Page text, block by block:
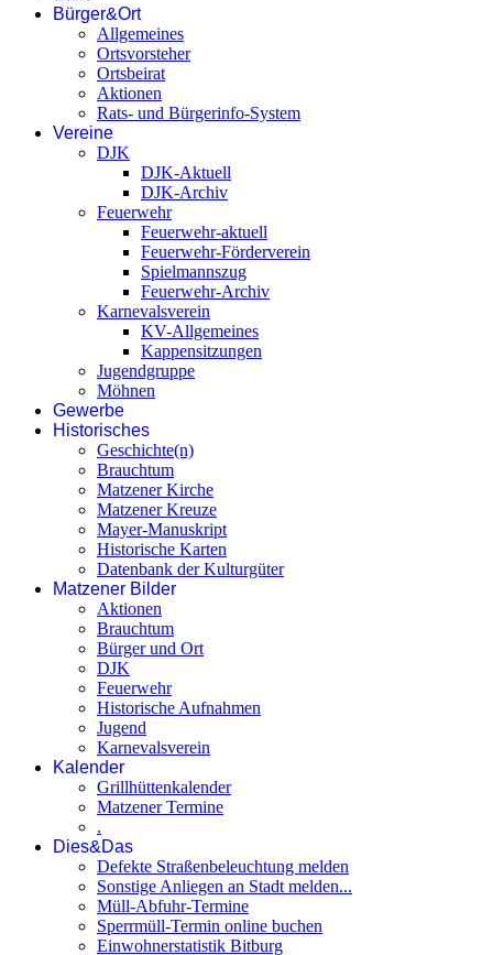
Bürger&Ort
Allgemeines
Ortsvorsteher
Ortsbeirat
Aktionen
Rats- und Bürgerinfo-System
Vereine
DJK
DJK-Aktuell
DJK-Archiv
Feuerwehr
Feuerwehr-aktuell
Feuerwehr-Förderverein
Spielmannszug
Feuerwehr-Archiv
Karnevalsverein
KV-Allgemeines
Kappensitzungen
Jugendgruppe
Möhnen
Gewerbe
Historisches
Geschichte(n)
Brauchtum
Matzener Kirche
Matzener Kreuze
Mayer-Manuskript
Historische Karten
Datenbank der Kulturgüter
Matzener Bilder
Aktionen
Brauchtum
Bürger und Ort
DJK
Feuerwehr
Historische Aufnahmen
Jugend
Karnevalsverein
Kalender
Grillhüttenkalender
Matzener Termine
.
Dies&Das
Defekte Straßenbeleuchtung melden
Sonstige Anliegen an Stadt melden...
Müll-Abfuhr-Termine
Sperrmüll-Termin online buchen
Einwohnerstatistik Bitburg